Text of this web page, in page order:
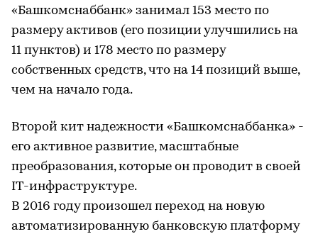
«Башкомснаббанк» занимал 153 место по
размеру активов (его позиции улучшились на
11 пунктов) и 178 место по размеру
собственных средств, что на 14 позиций выше,
чем на начало года.
Второй кит надежности «Башкомснаббанка» -
его активное развитие, масштабные
преобразования, которые он проводит в своей
IT-инфраструктуре.
В 2016 году произошел переход на новую
автоматизированную банковскую платформу